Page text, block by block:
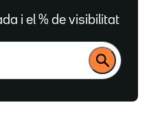
i el % de visibilitat